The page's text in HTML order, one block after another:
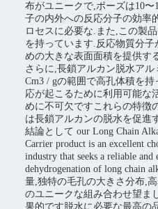
布がユニークで,ポーズは10
子の内外への反応分子の効率
ロセスに必要な.また,この製
を持っています.反応物質分
めの大きな表面面積を提供す
さらに,長鎖アルカン脱水ア
Cm3 / gの範囲で高孔体積を
応が起こるために利用可能な
めに不可欠ですこれらの特徴
は長鎖アルカンの脱水を促進
結論として our Long Chain
Carrier product is an excellent
industry that seeks a reliable
dehydrogenation of long chain
量,独特の毛孔の大きさ分布,
のユニークな組み合わせ望ま
果的です脱水に必要な最高の